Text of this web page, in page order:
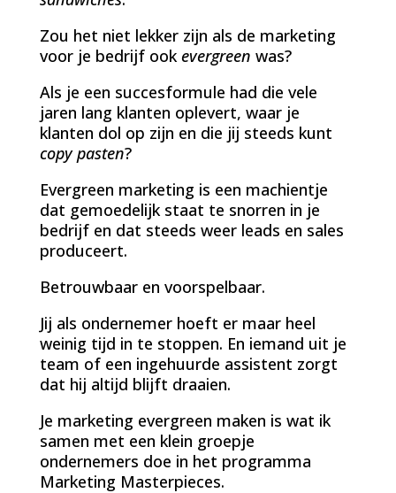
Zou het niet lekker zijn als de marketing
voor je bedrijf ook evergreen was?
Als je een succesformule had die vele
jaren lang klanten oplevert, waar je
klanten dol op zijn en die jij steeds kunt
copy pasten?
Evergreen marketing is een machientje
dat gemoedelijk staat te snorren in je
bedrijf en dat steeds weer leads en sales
produceert.
Betrouwbaar en voorspelbaar.
Jij als ondernemer hoeft er maar heel
weinig tijd in te stoppen. En iemand uit je
team of een ingehuurde assistent zorgt
dat hij altijd blijft draaien.
Je marketing evergreen maken is wat ik
samen met een klein groepje
ondernemers doe in het programma
Marketing Masterpieces.